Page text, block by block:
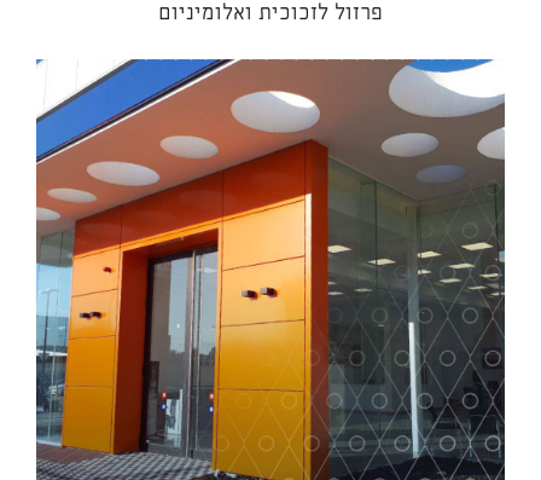
פרזול לזכוכית ואלומיניום